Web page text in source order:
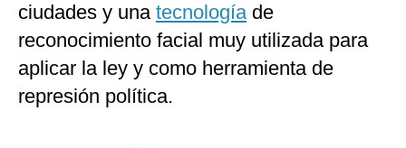
ciudades y una tecnologíade
reconocimiento facial muy utilizada para
aplicar la ley y como herramienta de
represión política.